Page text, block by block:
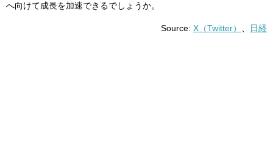
へ向けて成長を加速できるでしょうか。
Source: X（Twitter） 日経